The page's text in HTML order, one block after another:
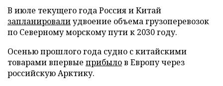
В июле текущего года Россия и Китай
запланировалиудвоение объема грузоперевозок
по Северному морскому пути к 2030 году.
Осенью прошлого года судно с китайскими
товарами впервые прибылов Европу через
российскую Арктику.